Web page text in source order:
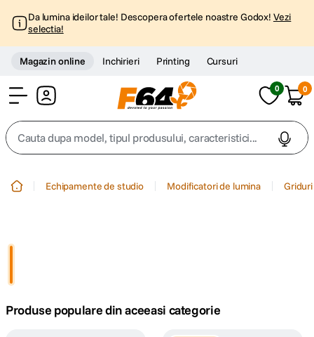
Da lumina ideilor tale! Descopera ofertele noastre Godox! Vezi
selectia!
Magazin online Inchirieri Printing Cursuri
0 0
Cauta dupa model, tipul produsului, caracteristici...
4. peak design
Echipamente de studio Modificatori de lumina Griduri
Produse populare din aceeasi categorie